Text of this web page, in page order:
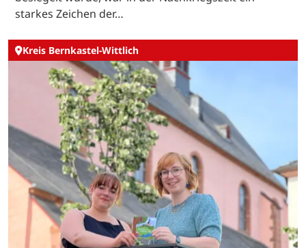
starkes Zeichen der…
Kreis Bernkastel-Wittlich